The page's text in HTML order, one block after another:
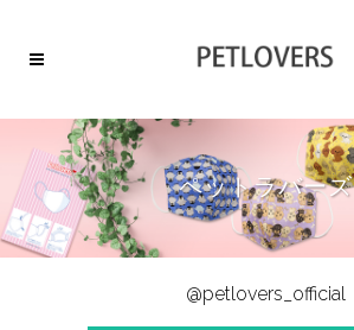
ペットラバーズ
@petlovers_official